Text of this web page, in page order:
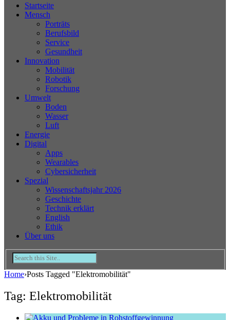
Startseite
Mensch
Porträts
Berufsbild
Service
Gesundheit
Innovation
Mobilität
Robotik
Forschung
Umwelt
Boden
Wasser
Luft
Energie
Digital
Apps
Wearables
Cybersicherheit
Spezial
Wissenschaftsjahr 2026
Geschichte
Technik erklärt
English
Ethik
Über uns
Home›Posts Tagged "Elektromobilität"
Tag: Elektromobilität